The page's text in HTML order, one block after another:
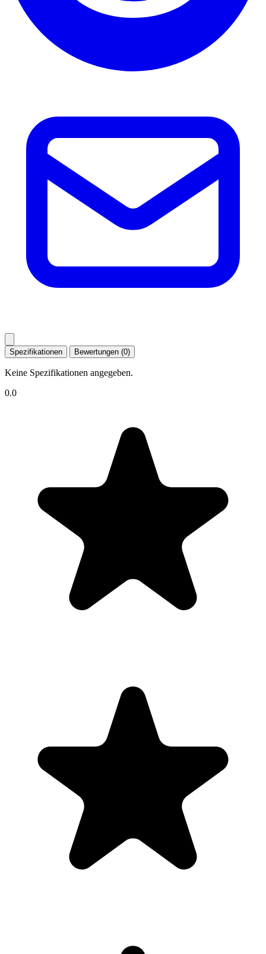
Spezifikationen Bewertungen (0)
Keine Spezifikationen angegeben.
0.0